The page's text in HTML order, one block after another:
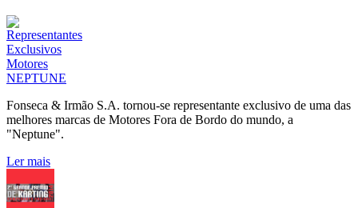
Fonseca & Irmão S.A. tornou-se representante exclusivo de uma das
melhores marcas de Motores Fora de Bordo do mundo, a
"Neptune".
Ler mais